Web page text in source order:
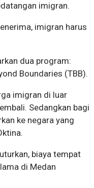
imigran.
imigran harus
dua program:
Boundaries (TBB).
imigran di luar
Sedangkan bagi
ke negara yang
biaya tempat
di Medan